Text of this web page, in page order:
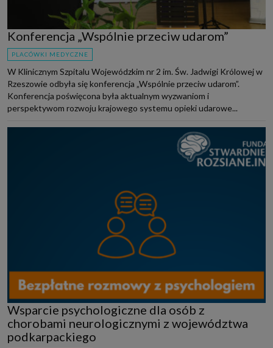
Konferencja „Wspólnie przeciw udarom”
PLACÓWKI MEDYCZNE
W Klinicznym Szpitalu Wojewódzkim nr 2 im. Św. Jadwigi Królowej w
Rzeszowie odbyła się konferencja „Wspólnie przeciw udarom”.
Konferencja poświęcona była aktualnym wyzwaniom i
perspektywom rozwoju krajowego systemu opieki udarowe...
Wsparcie psychologiczne dla osób z
chorobami neurologicznymi z województwa
podkarpackiego